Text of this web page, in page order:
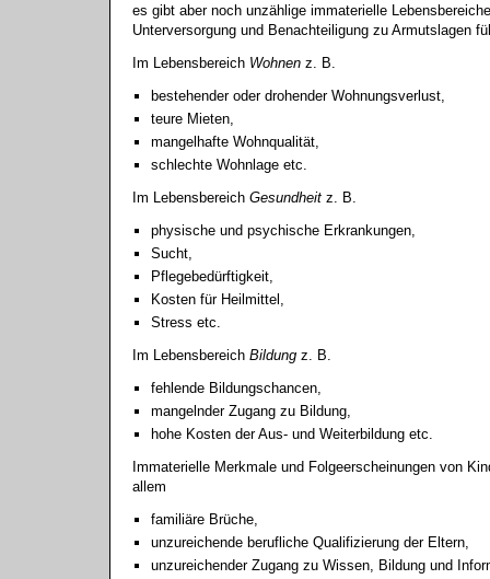
es gibt aber noch unzählige immaterielle
Unterversorgung und Benachteiligung zu Armutslagen
Im Lebensbereich Wohnen z. B.
bestehender oder drohender Wohnungsverlust,
teure Mieten,
mangelhafte Wohnqualität,
schlechte Wohnlage etc.
Im Lebensbereich Gesundheit z. B.
physische und psychische Erkrankungen,
Sucht,
Pflegebedürftigkeit,
Kosten für Heilmittel,
Stress etc.
Im Lebensbereich Bildung z. B.
fehlende Bildungschancen,
mangelnder Zugang zu Bildung,
hohe Kosten der Aus- und Weiterbildung etc.
Immaterielle Merkmale und Folgeerscheinungen von
allem
familiäre Brüche,
unzureichende berufliche Qualifizierung der Eltern,
unzureichender Zugang zu Wissen, Bildung und